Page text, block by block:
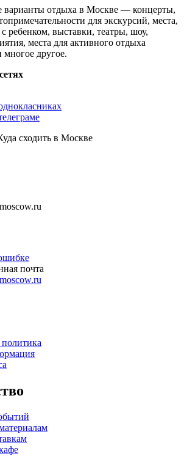
отдыха в Москве — концерты,
для экскурсий, места,
ребенком, выставки, театры, шоу,
места для активного отдыха
многое другое.
сходить в Москве
почта